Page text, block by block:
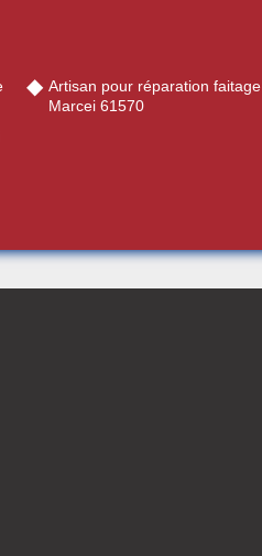
Artisan pour réparation faitage
Marcei 61570